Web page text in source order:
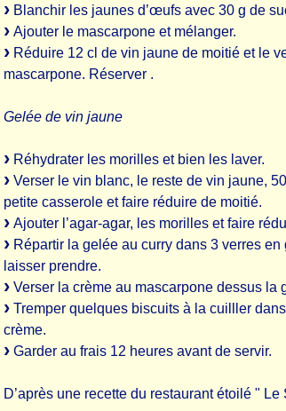
Blanchir les jaunes d’œufs avec 30 g de
Ajouter le mascarpone et mélanger.
Réduire 12 cl de vin jaune de moitié et le
mascarpone. Réserver .
Gelée de vin jaune
Réhydrater les morilles et bien les laver.
Verser le vin blanc, le reste de vin jaune,
petite casserole et faire réduire de moitié.
Ajouter l’agar-agar, les morilles et faire
Répartir la gelée au curry dans 3 verres
laisser prendre.
Verser la crème au mascarpone dessus la
Tremper quelques biscuits à la cuilller
crème.
Garder au frais 12 heures avant de servir.
D’après une recette du restaurant étoilé "